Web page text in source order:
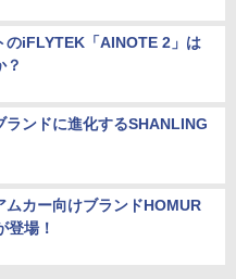
のiFLYTEK「AINOTE 2」は
？
ランドに進化するSHANLING
ムカー向けブランドHOMUR
登場！